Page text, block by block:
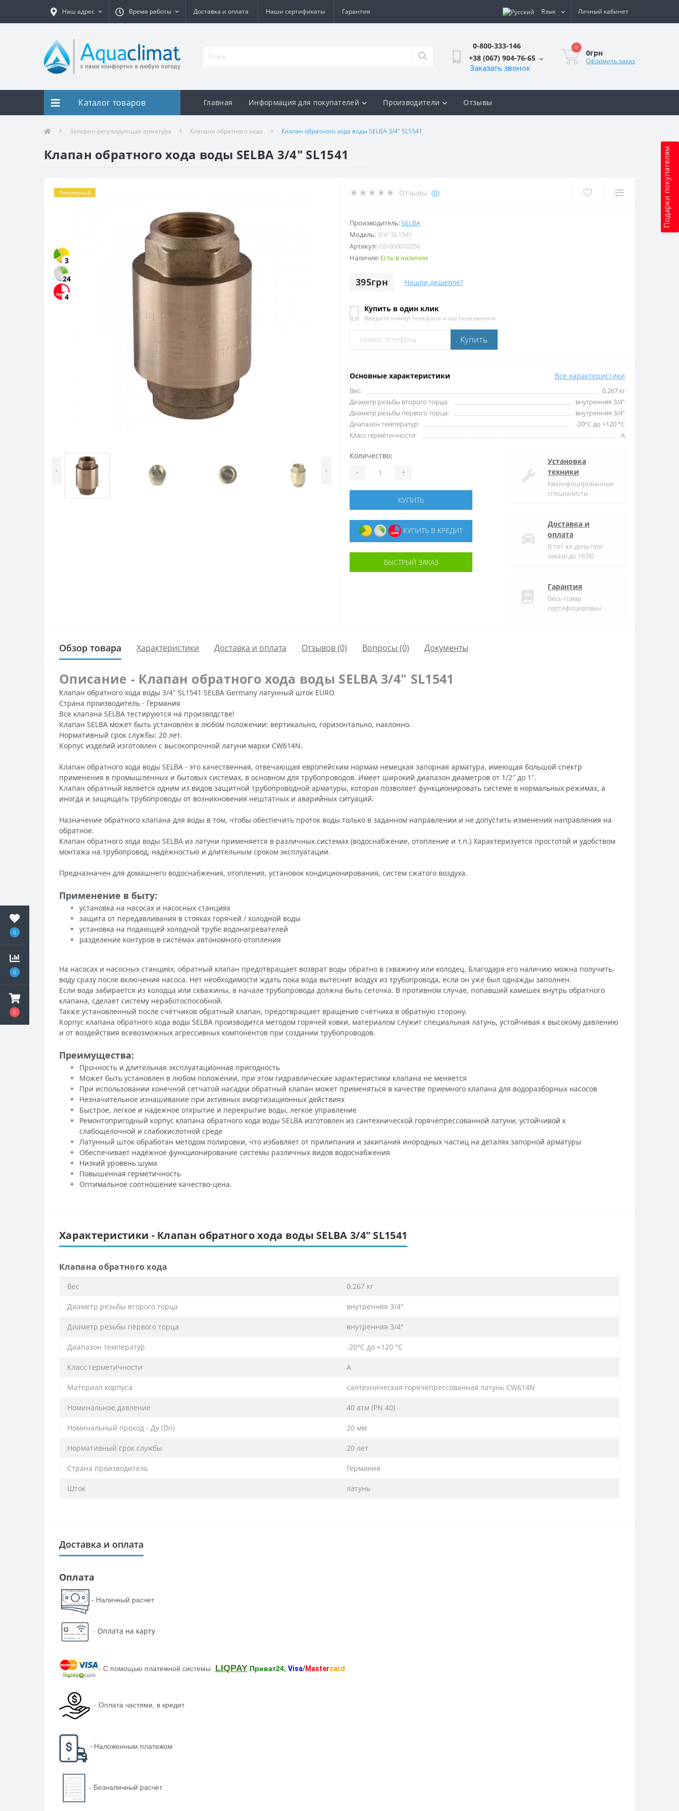
0
0
0
Наш адрес Время работы Доставка и оплата Наши сертификаты Гарантия Язык Личный кабинет
0-800-333-146
+38 (067) 904-76-65
Заказать звонок
0
0грн
Оформить заказ
Подарки покупателям
Каталог товаров Главная Информация для покупателей Производители Отзывы
Запорно-регулирующая арматура Клапана обратного хода Клапан обратного хода воды SELBA 3/4″ SL1541
Клапан обратного хода воды SELBA 3/4″ SL1541
Популярный
3
24
4
< >
Отзывы: (0)
Производитель:SELBA
Модель: 3/4″ SL1541
Артикул: GS-000010256
Наличие: Есть в наличии
395грн Нашли дешевле?
Купить в один клик
Введите номер телефона и мы перезвоним
Купить
Основные характеристики Все характеристики
Вес:
0.267 кг
Диаметр резьбы второго торца:
внутренняя 3/4″
Диаметр резьбы первого торца:
внутренняя 3/4″
Диапазон температур:
-20°С до +120 °С
Класс герметичности:
А
Количество:
- +
КУПИТЬ
КУПИТЬ В КРЕДИТ
БЫСТРЫЙ ЗАКАЗ
Установка
техники
Квалифицированные
специалисты
Доставка и
оплата
В тот же день при
заказе до 16:00
Гарантия
Весь товар
сертифицирован
Обзор товара Характеристики Доставка и оплата Отзывов (0) Вопросы (0) Документы
Описание - Клапан обратного хода воды SELBA 3/4″ SL1541
Клапан обратного хода воды 3/4″ SL1541 SELBA Germany латунный шток EURO
Страна производитель - Германия
Все клапана SELBA тестируются на производстве!
Клапан SELBA может быть установлен в любом положении: вертикально, горизонтально, наклонно.
Нормативный срок службы: 20 лет.
Корпус изделий изготовлен с высокопрочной латуни марки CW614N.
Клапан обратного хода воды SELBA - это качественная, отвечающая европейским нормам немецкая запорная арматура, имеющая большой спектр
применения в промышленных и бытовых системах, в основном для трубопроводов. Имеет широкий диапазон диаметров от 1/2″ до 1″.
Клапан обратный является одним из видов защитной трубопроводной арматуры, которая позволяет функционировать системе в нормальных режимах, а
иногда и защищать трубопроводы от возникновения нештатных и аварийных ситуаций.
Назначение обратного клапана для воды в том, чтобы обеспечить проток воды только в заданном направлении и не допустить изменения направления на
обратное.
Клапан обратного хода воды SELBA из латуни применяется в различных системах (водоснабжение, отопление и т.п.) Характеризуется простотой и удобством
монтажа на трубопровод, надёжностью и длительным сроком эксплуатации.
Предназначен для домашнего водоснабжения, отопления, установок кондиционирования, систем сжатого воздуха.
Применение в быту:
установка на насосах и насосных станциях
защита от передавливания в стояках горячей / холодной воды
установка на подающей холодной трубе водонагревателей
разделение контуров в системах автономного отопления
На насосах и насосных станциях, обратный клапан предотвращает возврат воды обратно в скважину или колодец. Благодаря его наличию можна получить
воду сразу после включения насоса. Нет необходимости ждать пока вода вытеснит воздух из трубопровода, если он уже был однажды заполнен.
Если вода забирается из колодца или скважины, в начале трубопровода должна быть сеточка. В противном случае, попавший камешек внутрь обратного
клапана, сделает систему неработоспособной.
Также установленный после счётчиков обратный клапан, предотвращает вращение счётчика в обратную сторону.
Корпус клапана обратного хода воды SELBA производится методом горячей ковки, материалом служит специальная латунь, устойчивая к высокому давлению
и от воздействия всевозможных агрессивных компонентов при создании трубопроводов.
Преимущества:
Прочность и длительная эксплуатационная пригодность
Может быть установлен в любом положении, при этом гидравлические характеристики клапана не меняется
При использовании конечной сетчатой насадки обратный клапан может применяться в качестве приемного клапана для водоразборных насосов
Незначительное изнашивание при активных амортизационных действиях
Быстрое, легкое и надежное открытие и перекрытие воды, легкое управление
Ремонтопригодный корпус клапана обратного хода воды SELBA изготовлен из сантехнической горячепрессованной латуни, устойчивой к
слабощелочной и слабокислотной среде
Латунный шток обработан методом полировки, что избавляет от прилипания и закипания инородных частиц на деталях запорной арматуры
Обеспечивает надёжное функционирование системы различных видов водоснабжения
Низкий уровень шума
Повышенная герметичность
Оптимальное соотношение качество-цена.
Характеристики - Клапан обратного хода воды SELBA 3/4″ SL1541
Клапана обратного хода
Вес 0.267 кг
Диаметр резьбы второго торца внутренняя 3/4″
Диаметр резьбы первого торца внутренняя 3/4″
Диапазон температур -20°С до +120 °С
Класс герметичности А
Материал корпуса сантехническая горячепрессованная латунь CW614N
Номинальное давление 40 атм (PN 40)
Номинальный проход - Ду (Dn) 20 мм
Нормативный срок службы 20 лет
Страна производитель Германия
Шток латунь
Доставка и оплата
Оплата
- Наличный расчет
- Оплата на карту
- С помощью платежной системы LIQPAY Приват24, Visa/Mastercard
- Оплата частями, в кредит
- Наложенным платежом
- Безналичный расчет